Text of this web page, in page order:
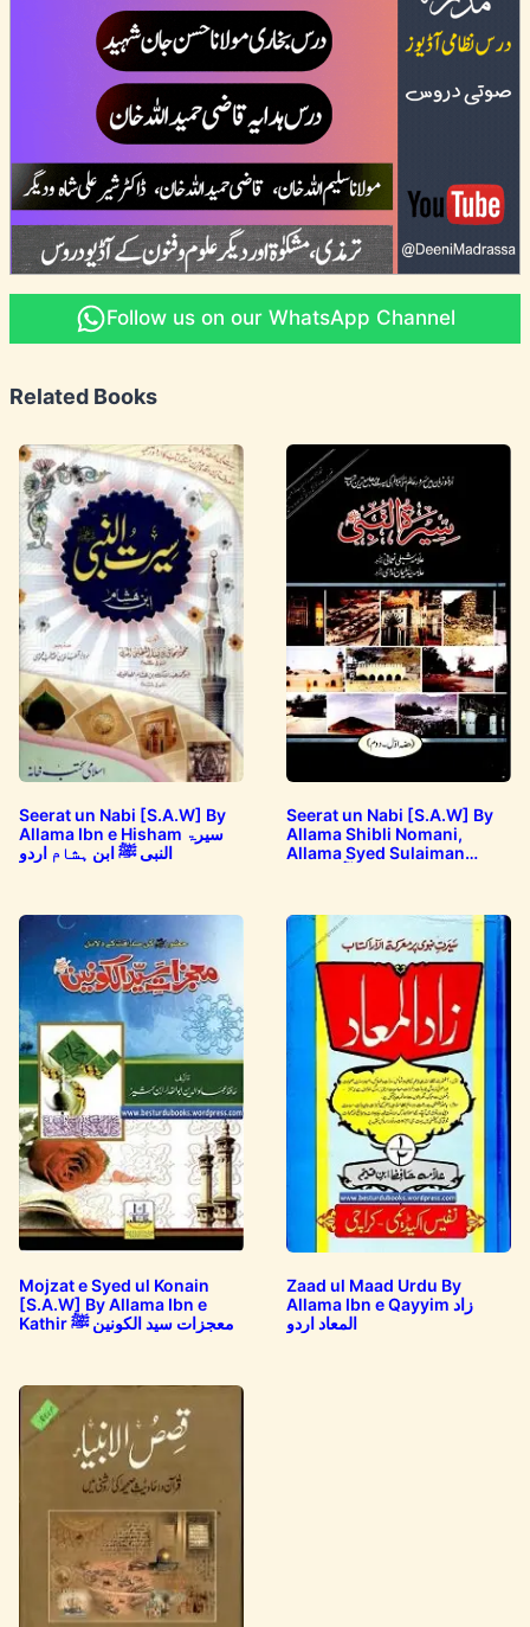
Follow us on our WhatsApp Channel
Related Books
Seerat un Nabi [S.A.W] By
Allama Ibn e Hisham سیرۃ
النبی ﷺ ابن ہشام اردو
Seerat un Nabi [S.A.W] By
Allama Shibli Nomani,
Allama Syed Sulaiman
Mojzat e Syed ul Konain
[S.A.W] By Allama Ibn e
Kathir معجزات سید الکونین ﷺ
Zaad ul Maad Urdu By
Allama Ibn e Qayyim زاد
المعاد اردو